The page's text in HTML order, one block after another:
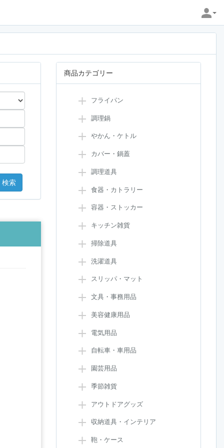
商品カテゴリー
フライパン
調理鍋
やかん・ケトル
カバー・鍋蓋
調理道具
食器・カトラリー
容器・ストッカー
キッチン雑貨
掃除道具
洗濯道具
スリッパ・マット
文具・事務用品
美容健康用品
電気用品
自転車・車用品
園芸用品
季節雑貨
アウトドアグッズ
収納道具・インテリア
鞄・ケース